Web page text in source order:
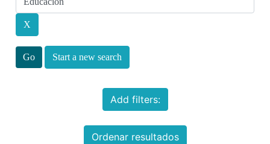
Start a new search
Add filters:
Ordenar resultados